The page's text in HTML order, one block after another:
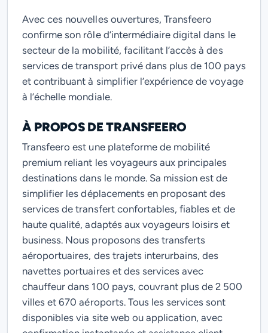
Avec ces nouvelles ouvertures, Transfeero
confirme son rôle d’intermédiaire digital dans le
secteur de la mobilité, facilitant l’accès à des
services de transport privé dans plus de 100 pays
et contribuant à simplifier l’expérience de voyage
à l’échelle mondiale.
À PROPOS DE TRANSFEERO
Transfeero est une plateforme de mobilité
premium reliant les voyageurs aux principales
destinations dans le monde. Sa mission est de
simplifier les déplacements en proposant des
services de transfert confortables, fiables et de
haute qualité, adaptés aux voyageurs loisirs et
business. Nous proposons des transferts
aéroportuaires, des trajets interurbains, des
navettes portuaires et des services avec
chauffeur dans 100 pays, couvrant plus de 2 500
villes et 670 aéroports. Tous les services sont
disponibles via site web ou application, avec